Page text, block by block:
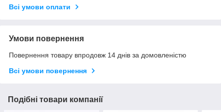
Всі умови оплати
Умови повернення
Повернення товару впродовж 14 днів за домовленістю
Всі умови повернення
Подібні товари компанії